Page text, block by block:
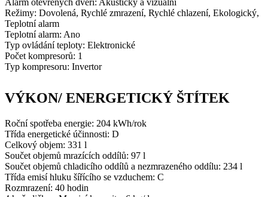
Alarm otevřených dveří: Akustický a vizuální
Režimy: Dovolená, Rychlé zmrazení, Rychlé chlazení, Ekologický,
Teplotní alarm
Teplotní alarm: Ano
Typ ovládání teploty: Elektronické
Počet kompresorů: 1
Typ kompresoru: Invertor
VÝKON/ ENERGETICKÝ ŠTÍTEK
Roční spotřeba energie: 204 kWh/rok
Třída energetické účinnosti: D
Celkový objem: 331 l
Součet objemů mrazících oddílů: 97 l
Součet objemů chladicího oddílů a nezmrazeného oddílu: 234 l
Třída emisí hluku šířícího se vzduchem: C
Rozmrazení: 40 hodin